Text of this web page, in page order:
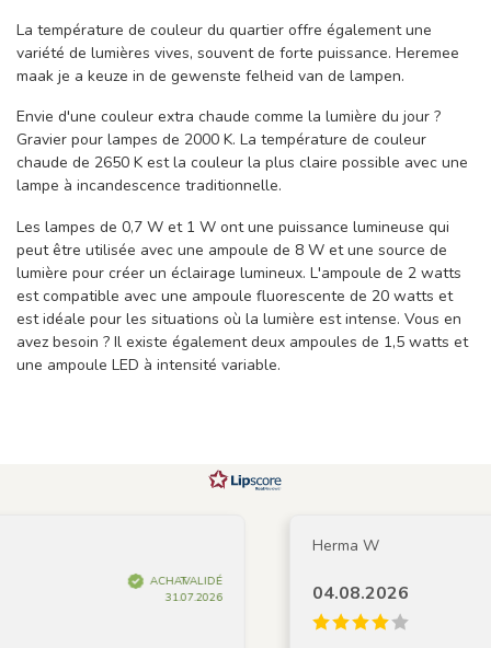
La température de couleur du quartier offre également une
variété de lumières vives, souvent de forte puissance. Heremee
maak je a keuze in de gewenste felheid van de lampen.
Envie d'une couleur extra chaude comme la lumière du jour ?
Gravier pour lampes de 2000 K. La température de couleur
chaude de 2650 K est la couleur la plus claire possible avec une
lampe à incandescence traditionnelle.
Les lampes de 0,7 W et 1 W ont une puissance lumineuse qui
peut être utilisée avec une ampoule de 8 W et une source de
lumière pour créer un éclairage lumineux. L'ampoule de 2 watts
est compatible avec une ampoule fluorescente de 20 watts et
est idéale pour les situations où la lumière est intense. Vous en
avez besoin ? Il existe également deux ampoules de 1,5 watts et
une ampoule LED à intensité variable.
ACHAT VALIDÉ
31.07.2026
Herma W
04.08.2026